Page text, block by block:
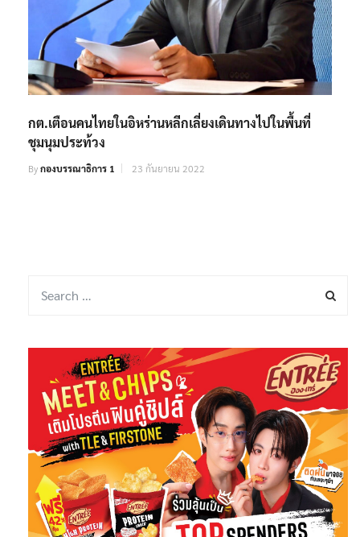
กต.เตือนคนไทยในอิหร่านหลีกเลี่ยงเดินทางไปในพื้นที่
ชุมนุมประท้วง
Byกองบรรณาธิการ 1 23 กันยายน 2022